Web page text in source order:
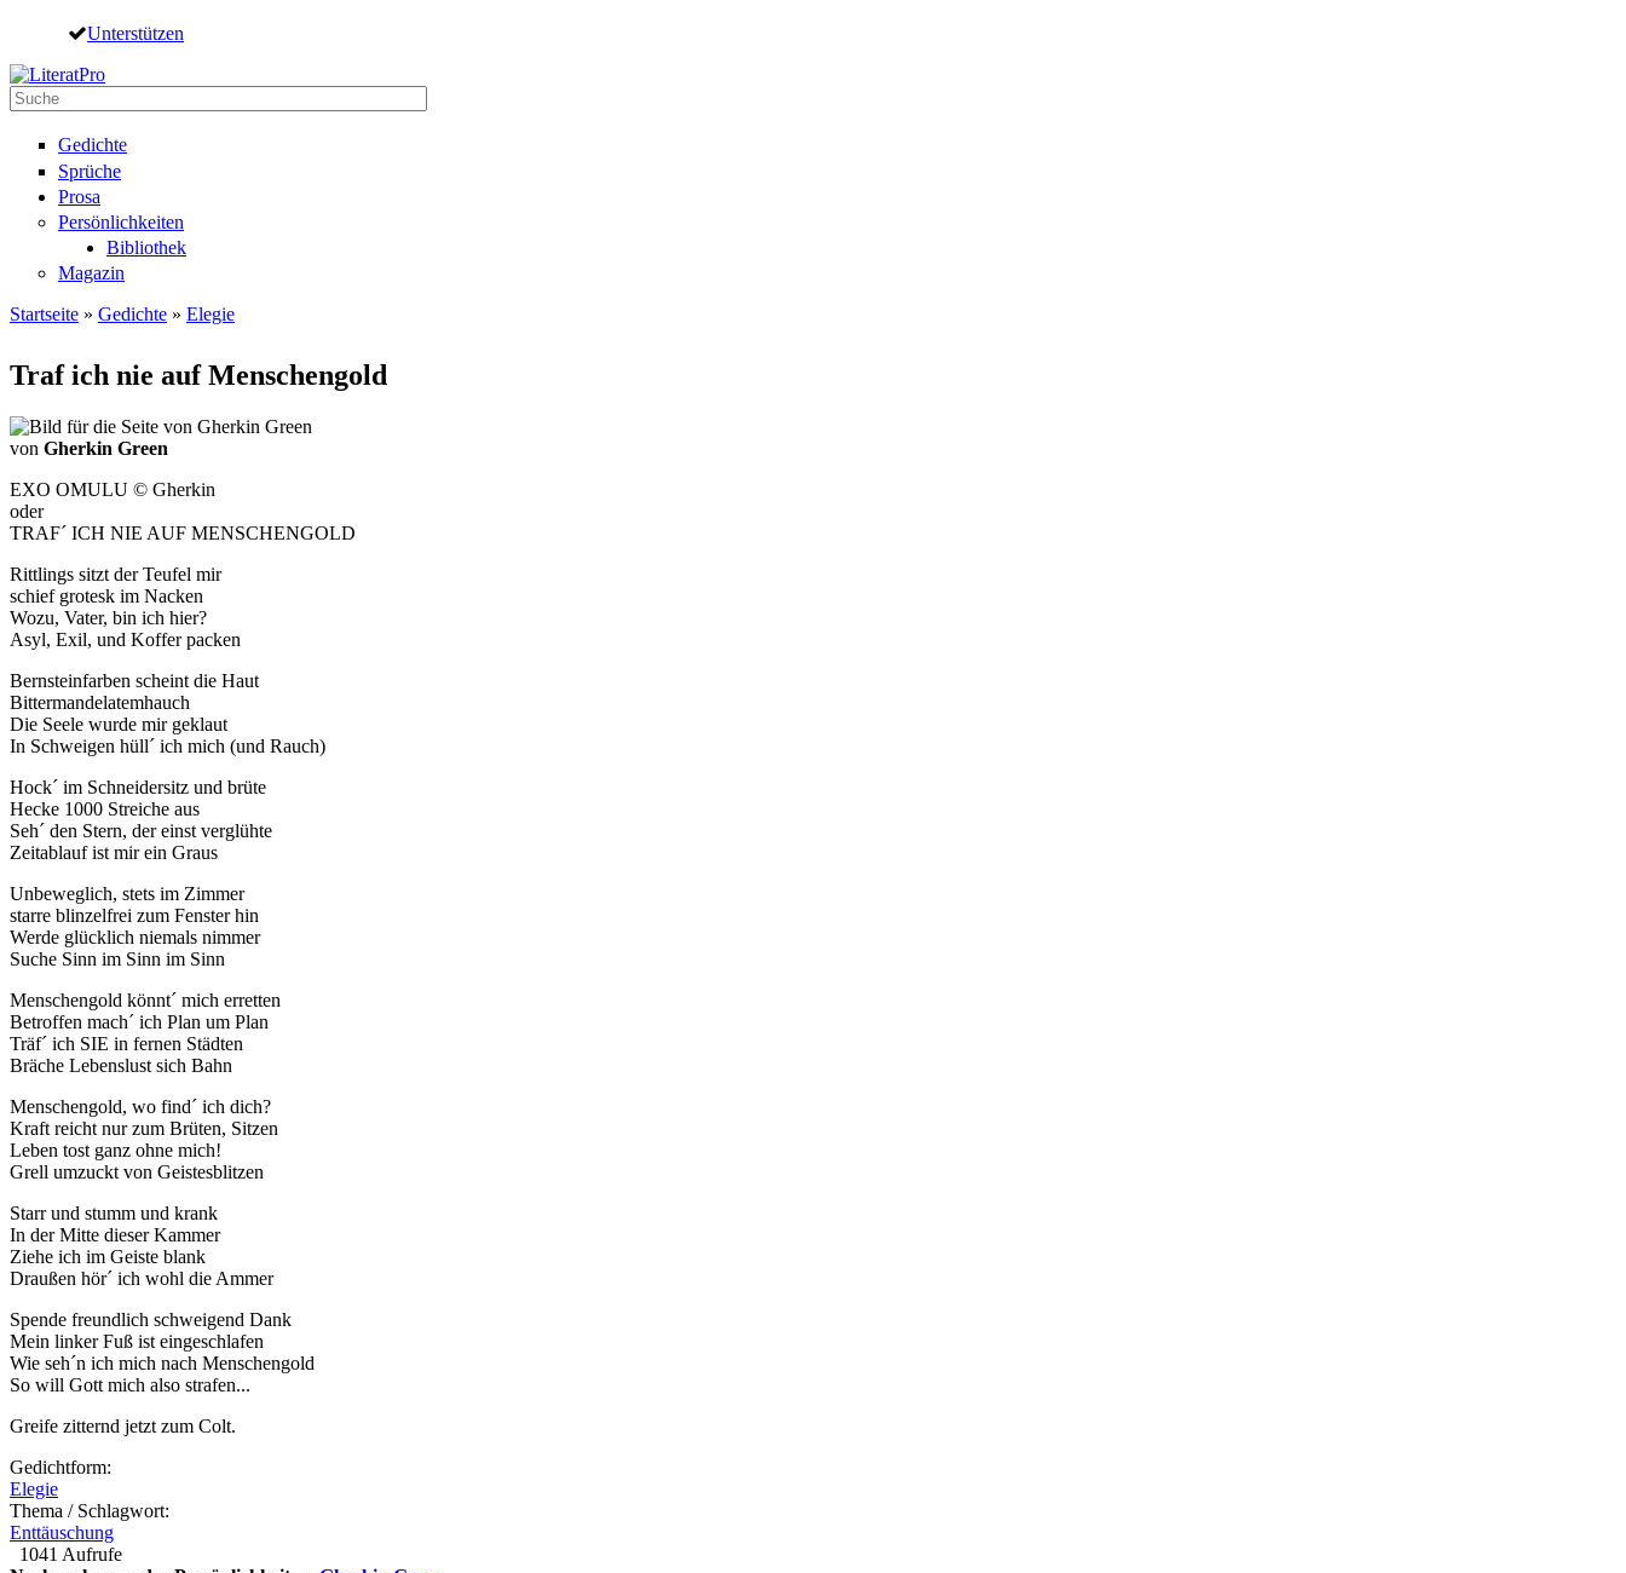
Direkt zum Inhalt
Unterstützen
Suche
Gedichte
Sprüche
Prosa
Persönlichkeiten
Bibliothek
Magazin
Startseite » Gedichte » Elegie
Traf ich nie auf Menschengold
von Gherkin Green
EXO OMULU © Gherkin
oder
TRAF´ ICH NIE AUF MENSCHENGOLD
Rittlings sitzt der Teufel mir
schief grotesk im Nacken
Wozu, Vater, bin ich hier?
Asyl, Exil, und Koffer packen
Bernsteinfarben scheint die Haut
Bittermandelatemhauch
Die Seele wurde mir geklaut
In Schweigen hüll´ ich mich (und Rauch)
Hock´ im Schneidersitz und brüte
Hecke 1000 Streiche aus
Seh´ den Stern, der einst verglühte
Zeitablauf ist mir ein Graus
Unbeweglich, stets im Zimmer
starre blinzelfrei zum Fenster hin
Werde glücklich niemals nimmer
Suche Sinn im Sinn im Sinn
Menschengold könnt´ mich erretten
Betroffen mach´ ich Plan um Plan
Träf´ ich SIE in fernen Städten
Bräche Lebenslust sich Bahn
Menschengold, wo find´ ich dich?
Kraft reicht nur zum Brüten, Sitzen
Leben tost ganz ohne mich!
Grell umzuckt von Geistesblitzen
Starr und stumm und krank
In der Mitte dieser Kammer
Ziehe ich im Geiste blank
Draußen hör´ ich wohl die Ammer
Spende freundlich schweigend Dank
Mein linker Fuß ist eingeschlafen
Wie seh´n ich mich nach Menschengold
So will Gott mich also strafen...
Greife zitternd jetzt zum Colt.
Gedichtform:
Elegie
Thema / Schlagwort:
Enttäuschung
1041 Aufrufe